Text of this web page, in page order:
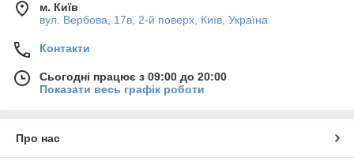
м. Київ
вул. Вербова, 17в, 2-й поверх, Київ, Україна
Контакти
Сьогодні працює з 09:00 до 20:00
Показати весь графік роботи
Про нас